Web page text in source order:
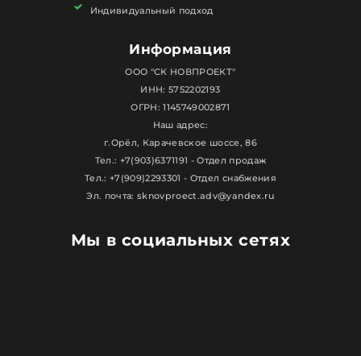
сезонного проживания.
сметой. Используем современные материалы и
соблюдаем строительные нормативы.
Мы в социальных сетях
Индивидуальный подход
Информация
ООО "СК НОВПРОЕКТ"
ИНН: 5752202193
ОГРН: 1145749002871
Наш адрес:
г.Орёл, Карачевское шоссе, 86
Тел.: +7(903)6371191 - Отдел продаж
Тел.: +7(909)2293301 - Отдел снабжения
Эл. почта: sknovproect.adv@yandex.ru